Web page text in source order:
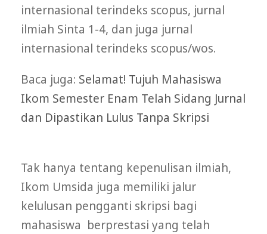
internasional terindeks scopus, jurnal
ilmiah Sinta 1-4, dan juga jurnal
internasional terindeks scopus/wos.
Baca juga: Selamat! Tujuh Mahasiswa
Ikom Semester Enam Telah Sidang Jurnal
dan Dipastikan Lulus Tanpa Skripsi
Tak hanya tentang kepenulisan ilmiah,
Ikom Umsida juga memiliki jalur
kelulusan pengganti skripsi bagi
mahasiswa berprestasi yang telah